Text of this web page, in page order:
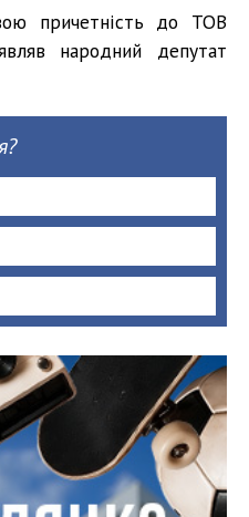
причетність до ТОВ
народний депутат